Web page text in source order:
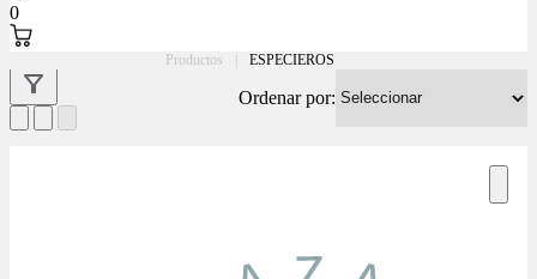
0
Productos ESPECIEROS
Ordenar por: